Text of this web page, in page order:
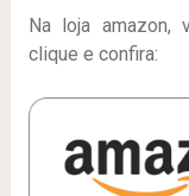
Na loja amazon,
clique e confira: